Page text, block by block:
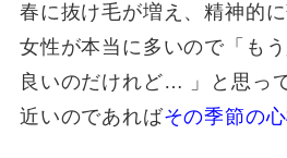
春に抜け毛が増え、精神的
女性が本当に多いので「も
良いのだけれど…
」と思っ
近いのであればその季節の心